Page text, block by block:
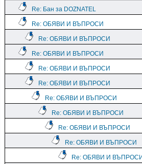
Re: Бан за DOZNATEL
Re: ОБЯВИ И ВЪПРОСИ
Re: ОБЯВИ И ВЪПРОСИ
Re: ОБЯВИ И ВЪПРОСИ
Re: ОБЯВИ И ВЪПРОСИ
Re: ОБЯВИ И ВЪПРОСИ
Re: ОБЯВИ И ВЪПРОСИ
Re: ОБЯВИ И ВЪПРОСИ
Re: ОБЯВИ И ВЪПРОСИ
Re: ОБЯВИ И ВЪПРОСИ
Re: ОБЯВИ И